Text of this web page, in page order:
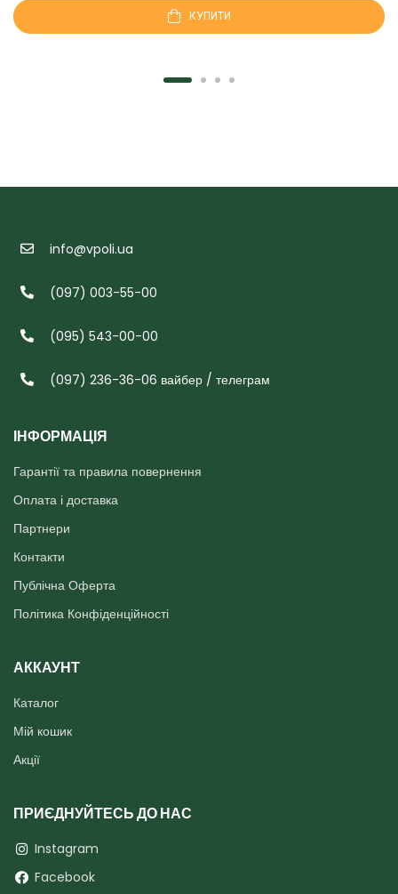
КУПИТИ
info@vpoli.ua
(097) 003-55-00
(095) 543-00-00
(097) 236-36-06 вайбер / телеграм
ІНФОРМАЦІЯ
Гарантії та правила повернення
Оплата і доставка
Партнери
Контакти
Публічна Оферта
Політика Конфіденційності
АККАУНТ
Каталог
Мій кошик
Акції
ПРИЄДНУЙТЕСЬ ДО НАС
Instagram
Facebook